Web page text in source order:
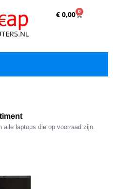
€0,00 0
duidelijke 5-sterren
alle laptops die op voorraad zijn.